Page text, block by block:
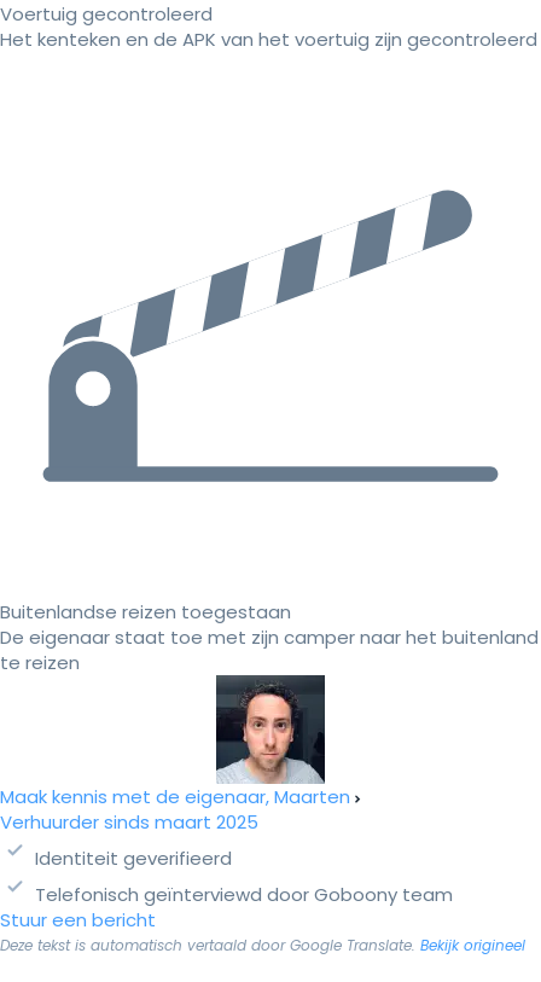
Voertuig gecontroleerd
Het kenteken en de APK van het voertuig zijn gecontroleerd
Buitenlandse reizen toegestaan
De eigenaar staat toe met zijn camper naar het buitenland
te reizen
Maak kennis met de eigenaar, Maarten
Verhuurder sinds maart 2025
Identiteit geverifieerd
Telefonisch geïnterviewd door Goboony team
Stuur een bericht
Deze tekst is automatisch vertaald door Google Translate. Bekijk origineel